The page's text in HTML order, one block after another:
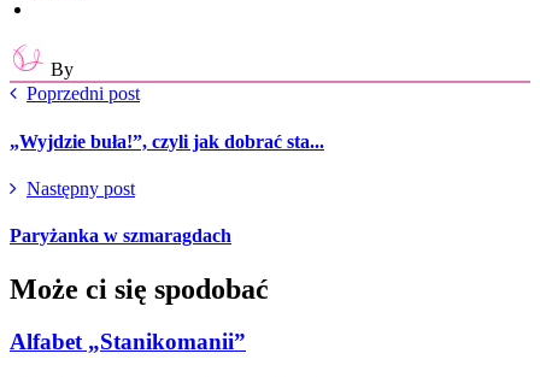
By
Poprzedni post
„Wyjdzie buła!”, czyli jak dobrać sta...
Następny post
Paryżanka w szmaragdach
Może ci się spodobać
Alfabet „Stanikomanii”